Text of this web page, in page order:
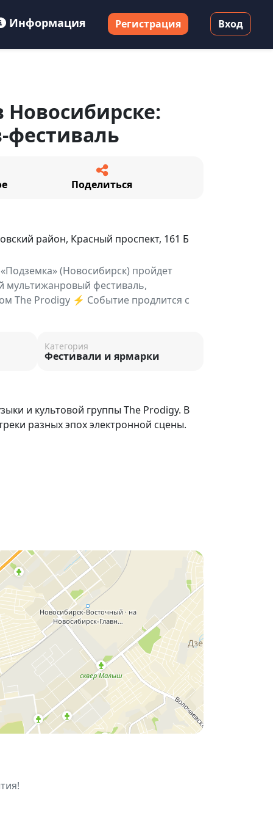
Информация Регистрация Вход
Новосибирске:
фестиваль
Поделиться
район, Красный проспект, 161 Б
(Новосибирск) пройдет
фестиваль,
The Prodigy ⚡ Событие продлится с
Категория
Фестивали и ярмарки
и культовой группы The Prodigy. В
разных эпох электронной сцены.
сцены, где создается мощная